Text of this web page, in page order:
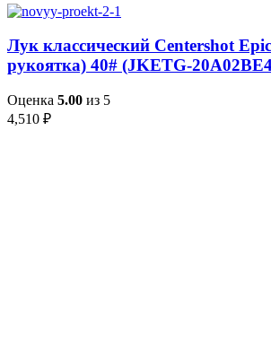
Лук классический Centershot
рукоятка) 40# (JKETG-
Оценка 5.00 из 5
4,510 ₽